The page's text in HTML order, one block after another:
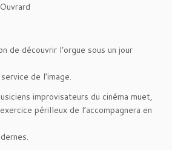
de découvrir l’orgue sous un jour
de l’image.
improvisateurs du cinéma muet,
périlleux de l’accompagnera en